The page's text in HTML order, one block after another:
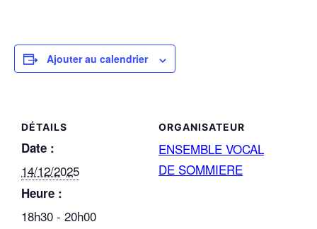
Ajouter au calendrier
DÉTAILS
Date :
14/12/2025
Heure :
18h30 - 20h00
ORGANISATEUR
ENSEMBLE VOCAL
DE SOMMIERE